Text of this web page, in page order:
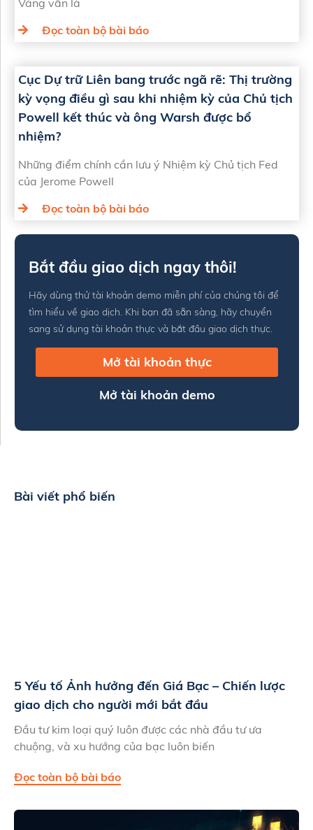
Đọc toàn bộ bài báo
Cục Dự trữ Liên bang trước ngã rẽ: Thị trường
kỳ vọng điều gì sau khi nhiệm kỳ của Chủ tịch
Powell kết thúc và ông Warsh được bổ
nhiệm?
Những điểm chính cần lưu ý Nhiệm kỳ Chủ tịch Fed
của Jerome Powell
Đọc toàn bộ bài báo
Bắt đầu giao dịch ngay thôi!
Hãy dùng thử tài khoản demo miễn phí của chúng tôi để
tìm hiểu về giao dịch. Khi bạn đã sẵn sàng, hãy chuyển
sang sử dụng tài khoản thực và bắt đầu giao dịch thực.
Mở tài khoản thực
Mở tài khoản demo
Bài viết phổ biến
5 Yếu tố Ảnh hưởng đến Giá Bạc – Chiến lược
giao dịch cho người mới bắt đầu
Đầu tư kim loại quý luôn được các nhà đầu tư ưa
chuộng, và xu hướng của bạc luôn biến
Đọc toàn bộ bài báo